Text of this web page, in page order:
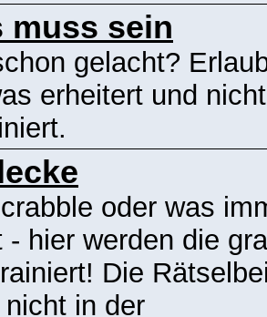
muss sein
gelacht?
erheitert und nicht
oder was
- hier werden die
Die
in der